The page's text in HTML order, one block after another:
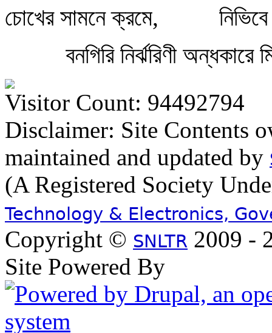
চোখের সামনে ক্রমে,
বনগিরি নির্ঝরিণী অন্ধকারে
Visitor Count: 94492794
Disclaimer: Site Contents
maintained and updated by
(A Registered Society
Technology & Electronics,
Copyright © SNLTR 2009 -
Site Powered By